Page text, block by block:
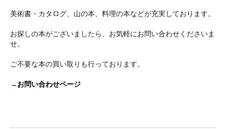
美術書・カタログ、山の本、料理の本などが充実しております。
お探しの本がございましたら、お気軽にお問い合わせくださいま
せ。
ご不要な本の買い取りも行っております。
→お問い合わせページ